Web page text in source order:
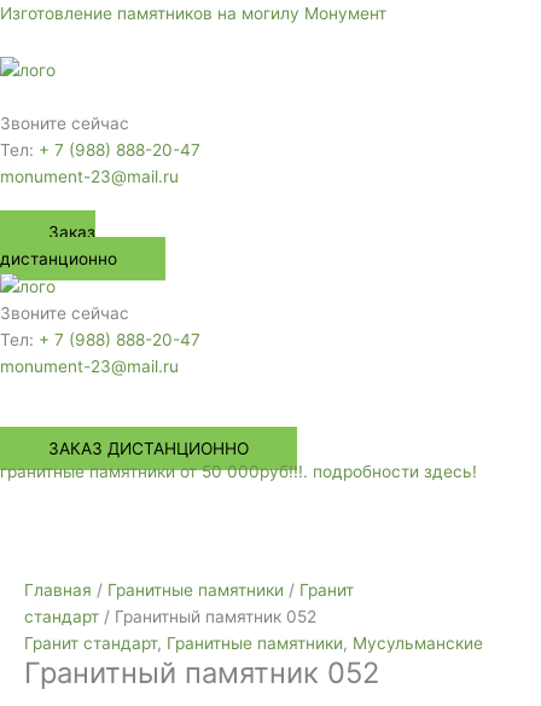
Перейти
содержимому
Изготовление памятников на могилу Монумент
Звоните сейчас
Тел: + 7 (988) 888-20-47
monument-23@mail.ru
Заказ
дистанционно
Звоните сейчас
Тел: + 7 (988) 888-20-47
monument-23@mail.ru
Меню
ЗАКАЗ ДИСТАНЦИОННО
гранитные памятники от 50 000руб!!!. подробности здесь!
Главная / Гранитные памятники / Гранит
стандарт / Гранитный памятник 052
Гранит стандарт, Гранитные памятники, Мусульманские
Гранитный памятник 052
Гранитный
памятник
052